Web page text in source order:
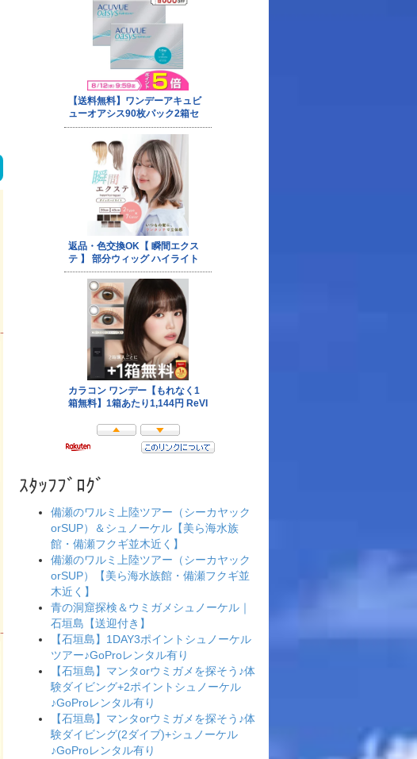
ｽﾀｯﾌﾌﾞﾛｸﾞ
備瀬のワルミ上陸ツアー（シーカヤック
orSUP）＆シュノーケル【美ら海水族
館・備瀬フクギ並木近く】
備瀬のワルミ上陸ツアー（シーカヤック
orSUP）【美ら海水族館・備瀬フクギ並
木近く】
青の洞窟探検＆ウミガメシュノーケル｜
石垣島【送迎付き】
【石垣島】1DAY3ポイントシュノーケル
ツアー♪GoProレンタル有り
【石垣島】マンタorウミガメを探そう♪体
験ダイビング+2ポイントシュノーケル
♪GoProレンタル有り
【石垣島】マンタorウミガメを探そう♪体
験ダイビング(2ダイブ)+シュノーケル
♪GoProレンタル有り